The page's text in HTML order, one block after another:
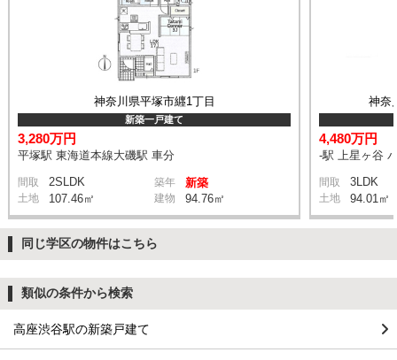
神奈川県平塚市纒1丁目
新築一戸建て
3,280万円
平塚駅 東海道本線大磯駅 車分
間取 2SLDK 築年 新築
土地 107.46㎡ 建物 94.76㎡
神奈
4,480万円
-駅 上星ヶ谷
間取 3LDK
土地 94.01㎡
同じ学区の物件はこちら
類似の条件から検索
高座渋谷駅の新築戸建て